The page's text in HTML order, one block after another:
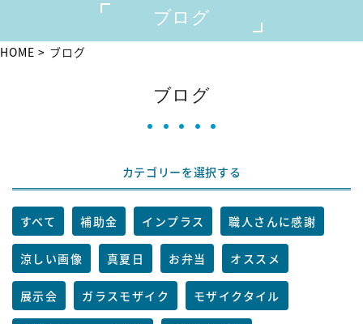
ブログ
HOME ブログ
ブログ
カテゴリーを選択する
すべて 補助金 インプラス 職人さんに感謝
涼しい画像 真夏日 お弁当 オススメ
展示会 ガラスモザイク モザイクタイル